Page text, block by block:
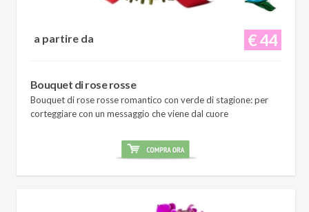
€ 44
a partire da
Bouquet di rose rosse
Bouquet di rose rosse romantico con verde di stagione: per
corteggiare con un messaggio che viene dal cuore